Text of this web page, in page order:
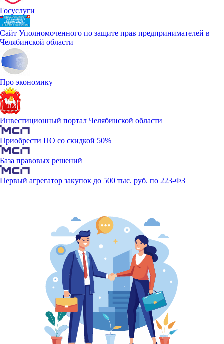
Госуслуги
Сайт Уполномоченного по защите прав предпринимателей в
Челябинской области
Про экономику
Инвестиционный портал Челябинской области
Приобрести ПО со скидкой 50%
База правовых решений
Первый агрегатор закупок до 500 тыс. руб. по 223-ФЗ